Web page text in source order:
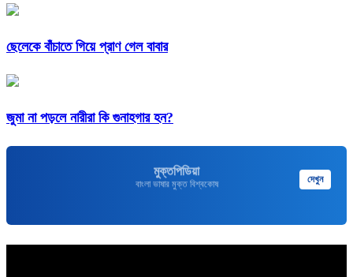
ছেলেকে বাঁচাতে গিয়ে প্রাণ গেল বাবার
জুমা না পড়লে নারীরা কি গুনাহগার হন?
মুক্তপিডিয়া
বাংলা ভাষার মুক্ত বিশ্বকোষ দেখুন